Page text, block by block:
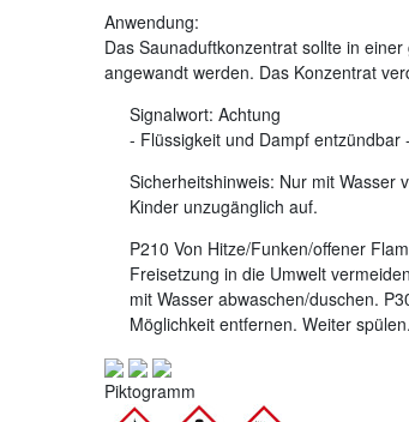
Anwendung:
Das Saunaduftkonzentrat sollte in
angewandt werden. Das Konzentrat
Signalwort: Achtung
- Flüssigkeit und Dampf entzündbar -
Sicherheitshinweis: Nur mit Wasser
Kinder unzugänglich auf.
P210 Von Hitze/Funken/offener
Freisetzung in die Umwelt
mit Wasser abwaschen/duschen.
Möglichkeit entfernen. Weiter
Piktogramm